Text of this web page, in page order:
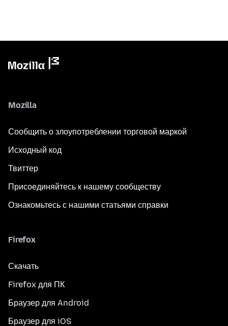
Mozilla
Сообщить о злоупотреблении торговой маркой
Исходный код
Твиттер
Присоединяйтесь к нашему сообществу
Ознакомьтесь с нашими статьями справки
Firefox
Скачать
Firefox для ПК
Браузер для Android
Браузер для iOS